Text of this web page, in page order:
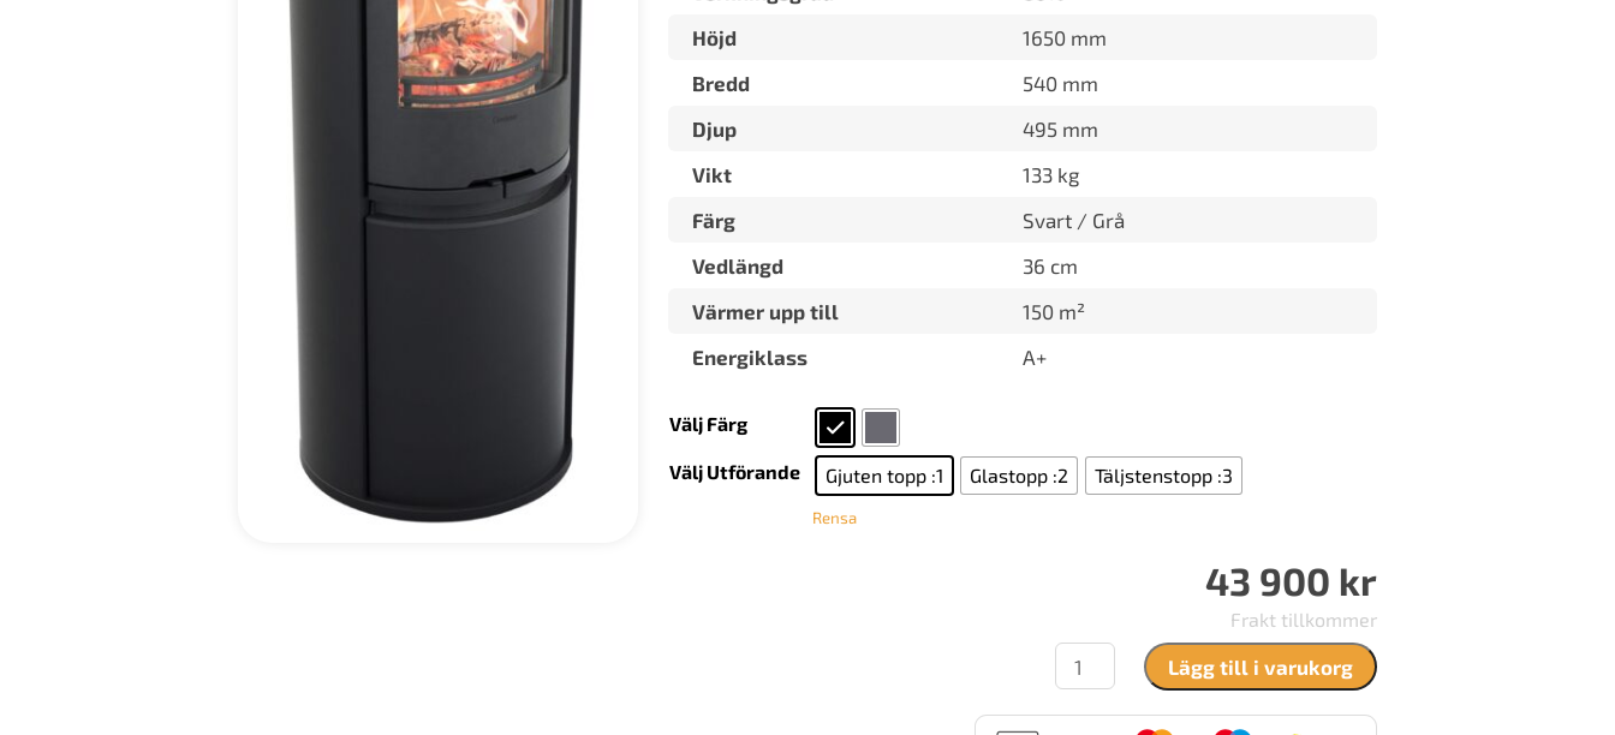
Höjd
1650 mm
Bredd
540 mm
Djup
495 mm
Vikt
133 kg
Färg
Svart / Grå
Vedlängd
36 cm
Värmer upp till
150 m²
Energiklass
A+
Välj Färg
Välj Utförande Gjuten topp :1 Glastopp :2 Täljstenstopp :3
Rensa
43 900 kr
Frakt tillkommer
Contura
690
mängd
Lägg till i varukorg